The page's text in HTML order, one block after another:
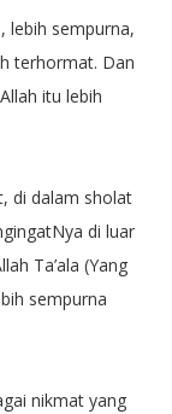
lebih sempurna,
terhormat. Dan
itu lebih
di dalam sholat
di luar
Ta’ala (Yang
sempurna
nikmat yang